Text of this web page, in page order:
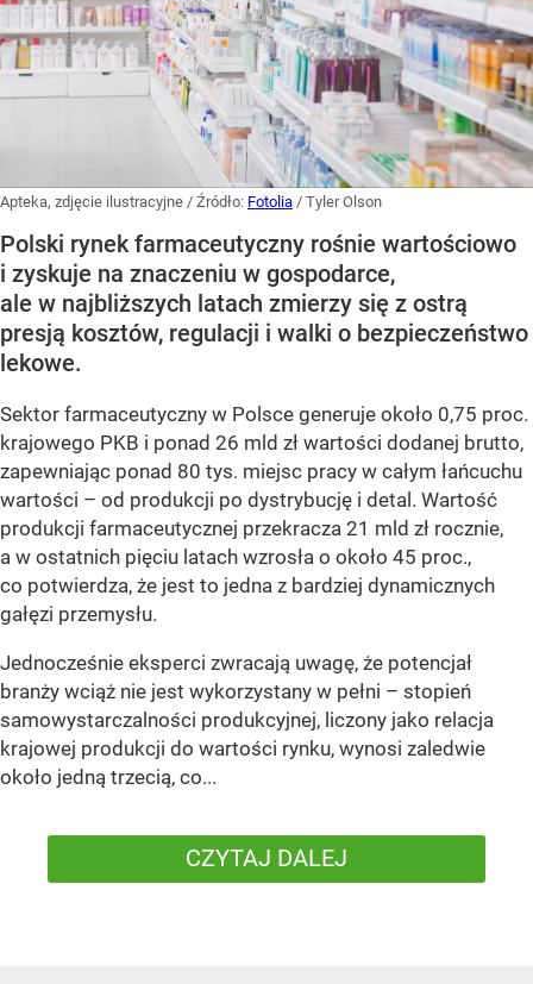
Apteka, zdjęcie ilustracyjne / Źródło: Fotolia / Tyler Olson
Polski rynek farmaceutyczny rośnie wartościowo
i zyskuje na znaczeniu w gospodarce,
ale w najbliższych latach zmierzy się z ostrą
presją kosztów, regulacji i walki o bezpieczeństwo
lekowe.
Sektor farmaceutyczny w Polsce generuje około 0,75 proc.
krajowego PKB i ponad 26 mld zł wartości dodanej brutto,
zapewniając ponad 80 tys. miejsc pracy w całym łańcuchu
wartości – od produkcji po dystrybucję i detal. Wartość
produkcji farmaceutycznej przekracza 21 mld zł rocznie,
a w ostatnich pięciu latach wzrosła o około 45 proc.,
co potwierdza, że jest to jedna z bardziej dynamicznych
gałęzi przemysłu.
Jednocześnie eksperci zwracają uwagę, że potencjał
branży wciąż nie jest wykorzystany w pełni – stopień
samowystarczalności produkcyjnej, liczony jako relacja
krajowej produkcji do wartości rynku, wynosi zaledwie
około jedną trzecią, co...
CZYTAJ DALEJ